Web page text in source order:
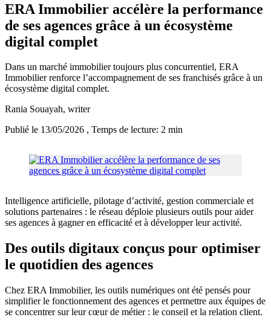
ERA Immobilier accélère la performance
de ses agences grâce à un écosystème
digital complet
Dans un marché immobilier toujours plus concurrentiel, ERA
Immobilier renforce l’accompagnement de ses franchisés grâce à un
écosystème digital complet.
Rania Souayah, writer
Publié le 13/05/2026 , Temps de lecture: 2 min
Intelligence artificielle, pilotage d’activité, gestion commerciale et
solutions partenaires : le réseau déploie plusieurs outils pour aider
ses agences à gagner en efficacité et à développer leur activité.
Des outils digitaux conçus pour optimiser
le quotidien des agences
Chez ERA Immobilier, les outils numériques ont été pensés pour
simplifier le fonctionnement des agences et permettre aux équipes de
se concentrer sur leur cœur de métier : le conseil et la relation client.